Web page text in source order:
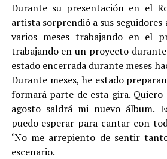
Durante su presentación en el
artista sorprendió a sus seguidores
varios meses trabajando en el
trabajando en un proyecto durante
estado encerrada durante meses
Durante meses, he estado
formará parte de esta gira.
agosto saldrá mi nuevo álbum.
puedo esperar para cantar con
‘No me arrepiento de sentir
escenario.